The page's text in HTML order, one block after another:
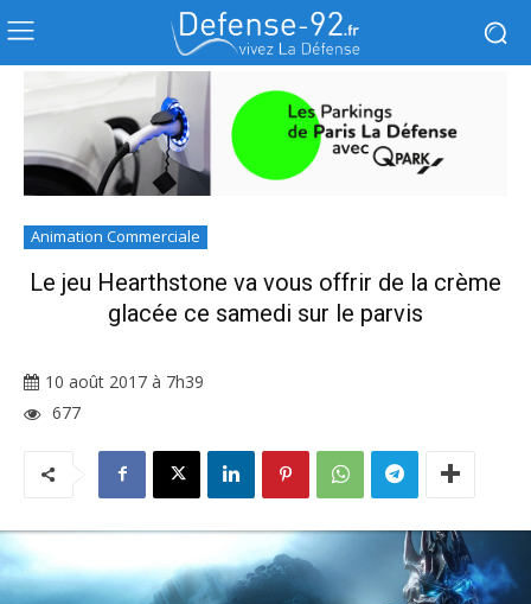
Animation Commerciale
Le jeu Hearthstone va vous offrir de la crème
glacée ce samedi sur le parvis
10 août 2017 à 7h39
677